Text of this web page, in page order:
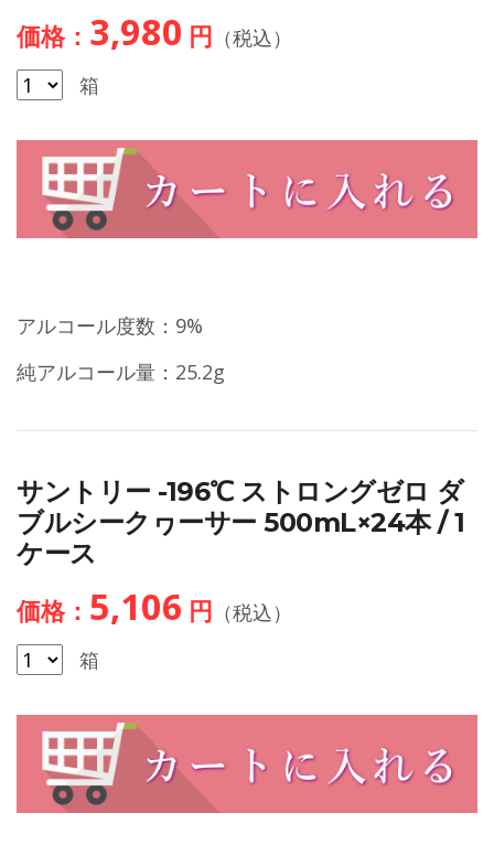
価格： 3,980 円 （税込）
箱
アルコール度数：9%
純アルコール量：25.2g
サントリー -196℃ ストロングゼロ ダ
ブルシークヮーサー 500mL×24本 / 1
ケース
価格： 5,106 円 （税込）
箱